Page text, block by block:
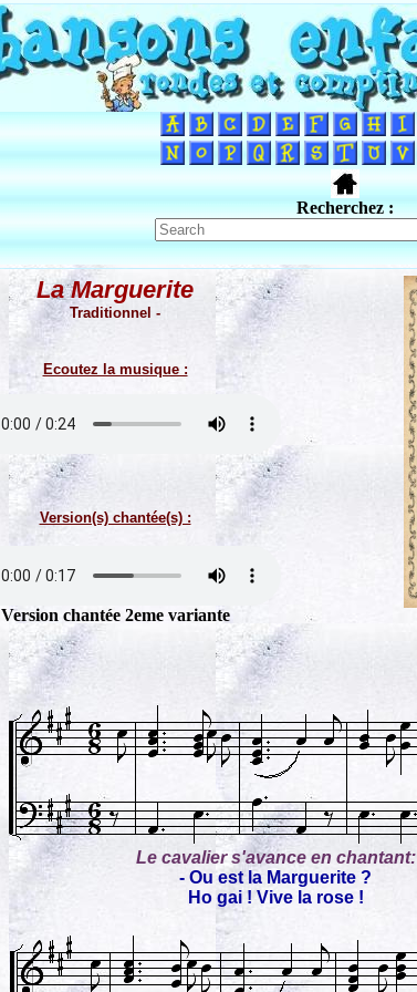
Recherchez :
La Marguerite
Traditionnel -
Ecoutez la musique :
Version(s) chantée(s) :
Version chantée 2eme variante
Le cavalier s'avance en chantant:
- Ou est la Marguerite ?
Ho gai ! Vive la rose !